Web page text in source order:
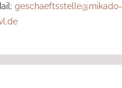
geschaeftsstelle@mikado-